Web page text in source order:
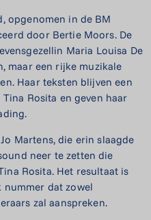
opgenomen in de BM
door Bertie Moors. De
Maria Louisa De
maar een rijke muzikale
Haar teksten blijven een
Rosita en geven haar
Martens, die erin slaagde
neer te zetten die
Rosita. Het resultaat is
dat zowel
zal aanspreken.